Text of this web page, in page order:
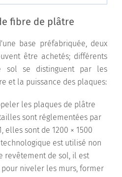
fibre de plâtre
base préfabriquée, deux
être achetés; différents
sol se distinguent par les
et la puissance des plaques:
les plaques de plâtre
sont réglementées par
elles sont de 1200 × 1500
est utilisé non
revêtement de sol, il est
niveler les murs, former